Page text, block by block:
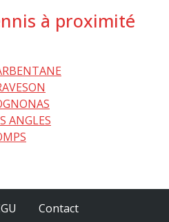
à proximité
ANGLES
Contact